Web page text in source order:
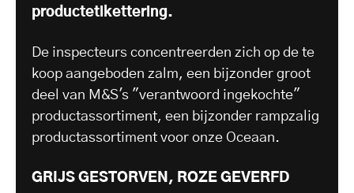
productetikettering.
De inspecteurs concentreerden zich op de te
koop aangeboden zalm, een bijzonder groot
deel van M&S's "verantwoord ingekochte"
productassortiment, een bijzonder rampzalig
productassortiment voor onze Oceaan.
GRIJS GESTORVEN, ROZE GEVERFD